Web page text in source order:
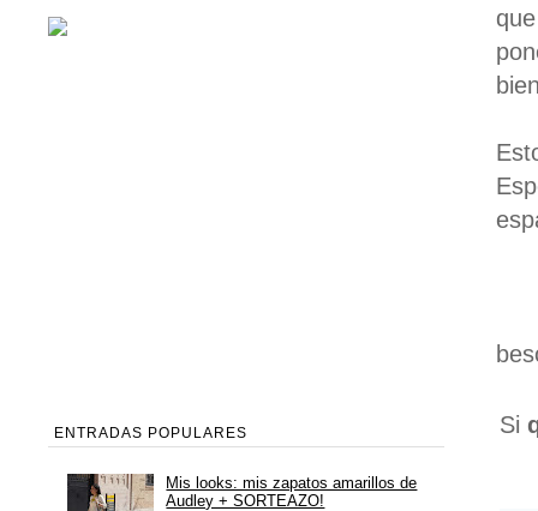
Si
ENTRADAS POPULARES
Mis looks: mis zapatos amarillos de
Audley + SORTEAZO!